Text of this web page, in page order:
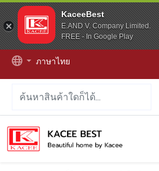
KaceeBest
E.AND V. Company Limited.
FREE - In Google Play
ภาษาไทย